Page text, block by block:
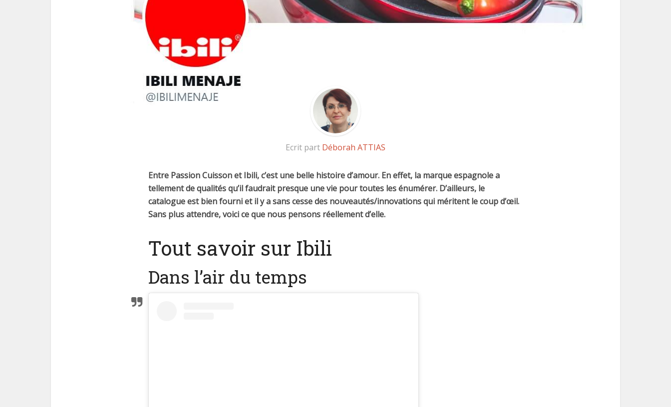
Ecrit part Déborah ATTIAS
Entre Passion Cuisson et Ibili, c’est une belle histoire d’amour. En effet, la marque espagnole a
tellement de qualités qu’il faudrait presque une vie pour toutes les énumérer. D’ailleurs, le
catalogue est bien fourni et il y a sans cesse des nouveautés/innovations qui méritent le coup d’œil.
Sans plus attendre, voici ce que nous pensons réellement d’elle.
Tout savoir sur Ibili
Dans l’air du temps